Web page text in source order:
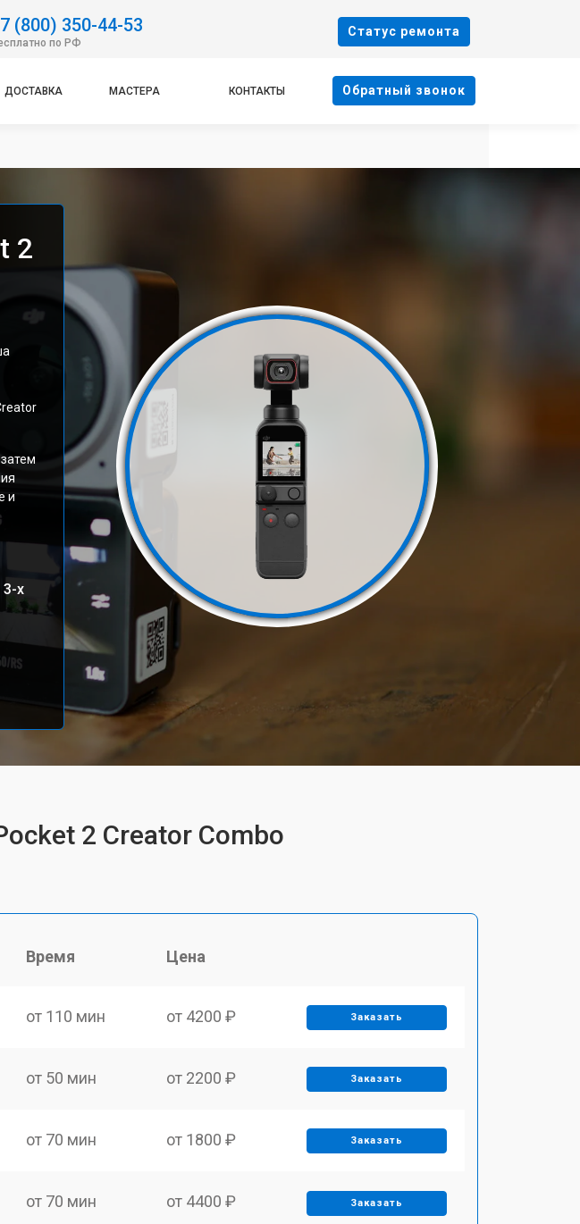
(800) 350-44-53
по РФ
Cтатус ремонта
ДОСТАВКА МАСТЕРА КОНТАКТЫ Oбратный звонок
2
и
3-х
2 Creator Combo
Время Цена
от 110 мин от 4200 ₽ Заказать
от 50 мин от 2200 ₽ Заказать
от 70 мин от 1800 ₽ Заказать
от 70 мин от 4400 ₽ Заказать